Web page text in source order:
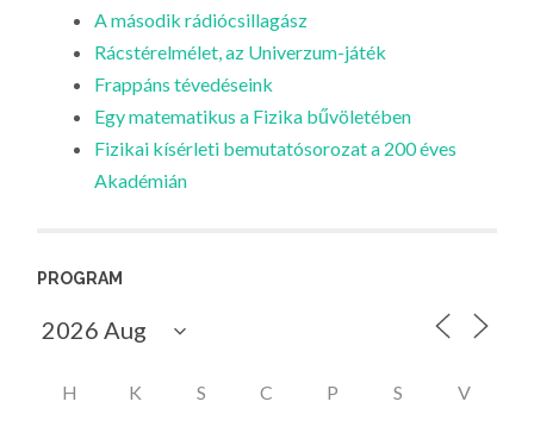
A második rádiócsillagász
Rácstérelmélet, az Univerzum-játék
Frappáns tévedéseink
Egy matematikus a Fizika bűvöletében
Fizikai kísérleti bemutatósorozat a 200 éves
Akadémián
PROGRAM
H K S C P S V